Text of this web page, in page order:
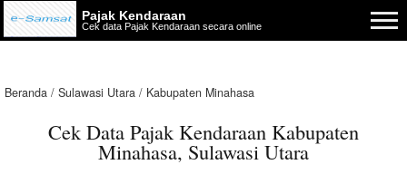
Pajak Kendaraan
Cek data Pajak Kendaraan secara online
Beranda Sulawasi Utara Kabupaten Minahasa
Cek Data Pajak Kendaraan Kabupaten
Minahasa, Sulawasi Utara